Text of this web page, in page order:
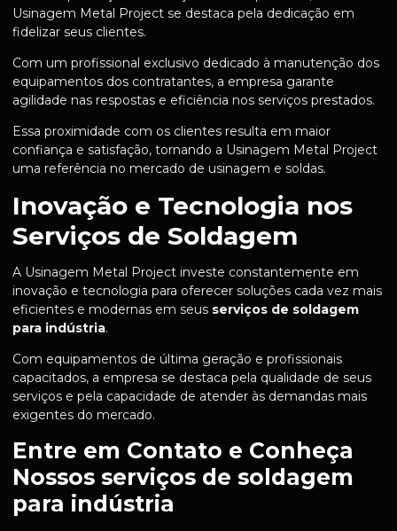
Usinagem Metal Project se destaca pela dedicação em
fidelizar seus clientes.
Com um profissional exclusivo dedicado à manutenção dos
equipamentos dos contratantes, a empresa garante
agilidade nas respostas e eficiência nos serviços prestados.
Essa proximidade com os clientes resulta em maior
confiança e satisfação, tornando a Usinagem Metal Project
uma referência no mercado de usinagem e soldas.
Inovação e Tecnologia nos
Serviços de Soldagem
A Usinagem Metal Project investe constantemente em
inovação e tecnologia para oferecer soluções cada vez mais
eficientes e modernas em seus serviços de soldagem
para indústria.
Com equipamentos de última geração e profissionais
capacitados, a empresa se destaca pela qualidade de seus
serviços e pela capacidade de atender às demandas mais
exigentes do mercado.
Entre em Contato e Conheça
Nossos serviços de soldagem
para indústria